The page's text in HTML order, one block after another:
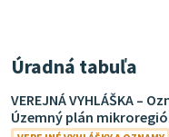
Úradná tabuľa
VEREJNÁ VYHLÁŠKA –
Územný plán